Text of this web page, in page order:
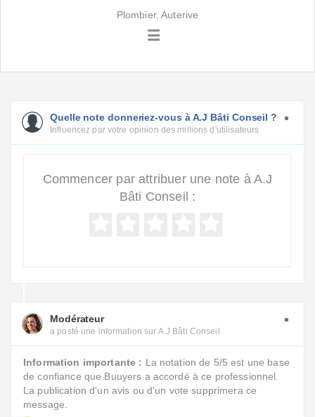
Plombier, Auterive
Quelle note donneriez-vous à A.J Bâti Conseil ?
Influencez par votre opinion des millions d'utilisateurs
Commencer par attribuer une note à A.J
Bâti Conseil :
Modérateur
a posté une information sur A.J Bâti Conseil
Information importante : La notation de 5/5 est une base
de confiance que Buuyers a accordé à ce professionnel.
La publication d'un avis ou d'un vote supprimera ce
message.